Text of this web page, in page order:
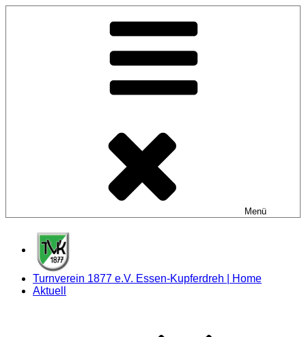
Menü
Turnverein 1877 e.V. Essen-Kupferdreh | Home
Aktuell